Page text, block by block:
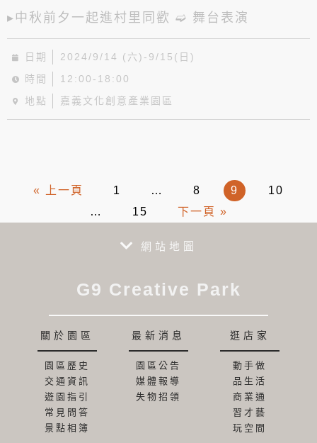
▸中秋前夕一起進村里同歡 ➫ 舞台表演
日期
2024/9/14 (六)-9/15(日)
時間
12:00-18:00
地點
嘉義文化創意產業園區
« 上一頁 1 … 8 9
10
…
15 下一頁 »
網站地圖
G9 Creative Park
關於園區
園區歷史
交通資訊
遊園指引
常見問答
景點相簿
最新消息
園區公告
媒體報導
失物招領
逛店家
動手做
品生活
商業通
習才藝
玩空間